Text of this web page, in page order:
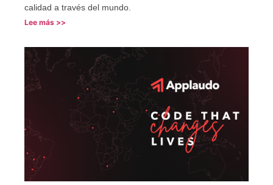
calidad a través del mundo.
Lee más >>